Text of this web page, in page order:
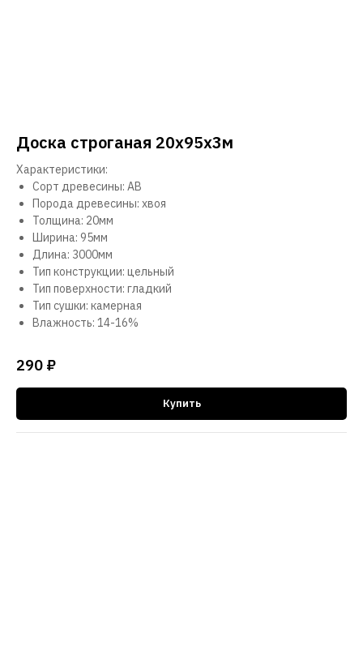
Доска строганая 20х95х3м
Характеристики:
Сорт древесины: АВ
Порода древесины: хвоя
Толщина: 20мм
Ширина: 95мм
Длина: 3000мм
Тип конструкции: цельный
Тип поверхности: гладкий
Тип сушки: камерная
Влажность: 14-16%
290 ₽
Купить